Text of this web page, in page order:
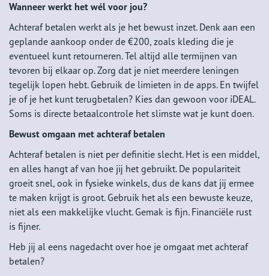
Wanneer werkt het wél voor jou?
Achteraf betalen werkt als je het bewust inzet. Denk aan een
geplande aankoop onder de €200, zoals kleding die je
eventueel kunt retourneren. Tel altijd alle termijnen van
tevoren bij elkaar op. Zorg dat je niet meerdere leningen
tegelijk lopen hebt. Gebruik de limieten in de apps. En twijfel
je of je het kunt terugbetalen? Kies dan gewoon voor iDEAL.
Soms is directe betaalcontrole het slimste wat je kunt doen.
Bewust omgaan met achteraf betalen
Achteraf betalen is niet per definitie slecht. Het is een middel,
en alles hangt af van hoe jij het gebruikt. De populariteit
groeit snel, ook in fysieke winkels, dus de kans dat jij ermee
te maken krijgt is groot. Gebruik het als een bewuste keuze,
niet als een makkelijke vlucht. Gemak is fijn. Financiële rust
is fijner.
Heb jij al eens nagedacht over hoe je omgaat met achteraf
betalen?